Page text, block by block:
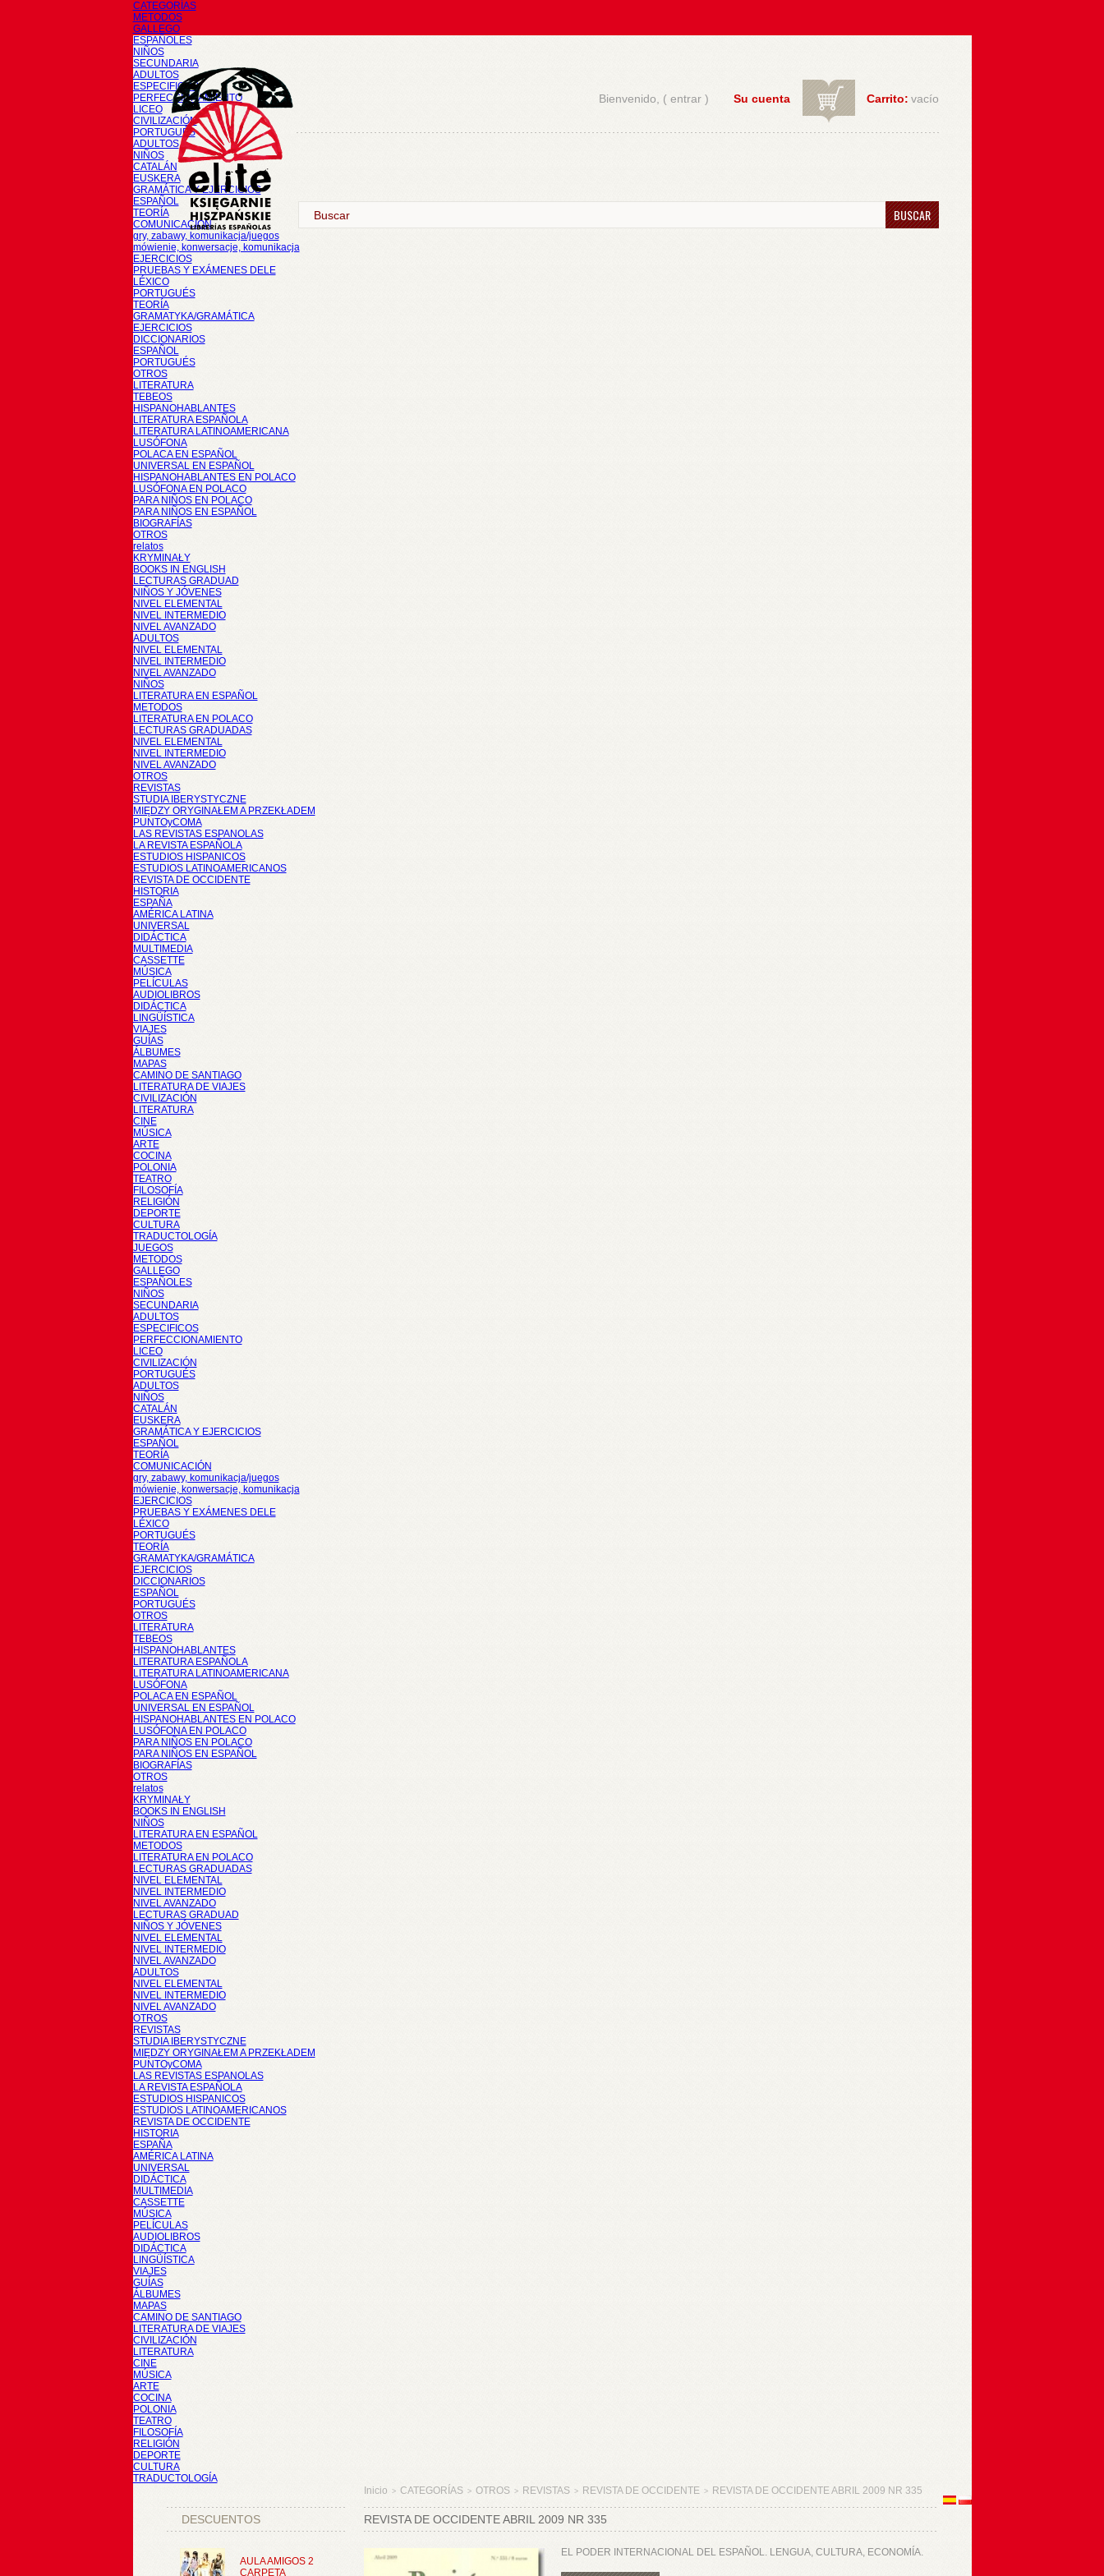
CATEGORÍAS
METODOS
GALLEGO
ESPAÑOLES
NIÑOS
SECUNDARIA
ADULTOS
ESPECIFICOS
PERFECCIONAMIENTO
LICEO
CIVILIZACIÓN
PORTUGUÉS
ADULTOS
NIÑOS
CATALÁN
EUSKERA
GRAMÁTICA Y EJERCICIOS
ESPAÑOL
TEORÍA
COMUNICACIÓN
gry, zabawy, komunikacja/juegos
mówienie, konwersacje, komunikacja
EJERCICIOS
PRUEBAS Y EXÁMENES DELE
LÉXICO
PORTUGUÉS
TEORÍA
GRAMATYKA/GRAMÁTICA
EJERCICIOS
DICCIONARIOS
ESPAÑOL
PORTUGUÉS
OTROS
LITERATURA
TEBEOS
HISPANOHABLANTES
LITERATURA ESPAÑOLA
LITERATURA LATINOAMERICANA
LUSÓFONA
POLACA EN ESPAÑOL
UNIVERSAL EN ESPAÑOL
HISPANOHABLANTES EN POLACO
LUSÓFONA EN POLACO
PARA NIÑOS EN POLACO
PARA NIÑOS EN ESPAÑOL
BIOGRAFÍAS
OTROS
relatos
KRYMINAŁY
BOOKS IN ENGLISH
LECTURAS GRADUAD
NIÑOS Y JÓVENES
NIVEL ELEMENTAL
NIVEL INTERMEDIO
NIVEL AVANZADO
ADULTOS
NIVEL ELEMENTAL
NIVEL INTERMEDIO
NIVEL AVANZADO
NIÑOS
LITERATURA EN ESPAÑOL
METODOS
LITERATURA EN POLACO
LECTURAS GRADUADAS
NIVEL ELEMENTAL
NIVEL INTERMEDIO
NIVEL AVANZADO
OTROS
REVISTAS
STUDIA IBERYSTYCZNE
MIĘDZY ORYGINAŁEM A PRZEKŁADEM
PUNTOyCOMA
LAS REVISTAS ESPANOLAS
LA REVISTA ESPAÑOLA
ESTUDIOS HISPANICOS
ESTUDIOS LATINOAMERICANOS
REVISTA DE OCCIDENTE
HISTORIA
ESPAÑA
AMÉRICA LATINA
UNIVERSAL
DIDÁCTICA
MULTIMEDIA
CASSETTE
MÚSICA
PELÍCULAS
AUDIOLIBROS
DIDÁCTICA
LINGÜÍSTICA
VIAJES
GUÍAS
ÁLBUMES
MAPAS
CAMINO DE SANTIAGO
LITERATURA DE VIAJES
CIVILIZACIÓN
LITERATURA
CINE
MÚSICA
ARTE
COCINA
POLONIA
TEATRO
FILOSOFÍA
RELIGIÓN
DEPORTE
CULTURA
TRADUCTOLOGÍA
JUEGOS
METODOS
GALLEGO
ESPAÑOLES
NIÑOS
SECUNDARIA
ADULTOS
ESPECIFICOS
PERFECCIONAMIENTO
LICEO
CIVILIZACIÓN
PORTUGUÉS
ADULTOS
NIÑOS
CATALÁN
EUSKERA
GRAMÁTICA Y EJERCICIOS
ESPAÑOL
TEORÍA
COMUNICACIÓN
gry, zabawy, komunikacja/juegos
mówienie, konwersacje, komunikacja
EJERCICIOS
PRUEBAS Y EXÁMENES DELE
LÉXICO
PORTUGUÉS
TEORÍA
GRAMATYKA/GRAMÁTICA
EJERCICIOS
DICCIONARIOS
ESPAÑOL
PORTUGUÉS
OTROS
LITERATURA
TEBEOS
HISPANOHABLANTES
LITERATURA ESPAÑOLA
LITERATURA LATINOAMERICANA
LUSÓFONA
POLACA EN ESPAÑOL
UNIVERSAL EN ESPAÑOL
HISPANOHABLANTES EN POLACO
LUSÓFONA EN POLACO
PARA NIÑOS EN POLACO
PARA NIÑOS EN ESPAÑOL
BIOGRAFÍAS
OTROS
relatos
KRYMINAŁY
BOOKS IN ENGLISH
NIÑOS
LITERATURA EN ESPAÑOL
METODOS
LITERATURA EN POLACO
LECTURAS GRADUADAS
NIVEL ELEMENTAL
NIVEL INTERMEDIO
NIVEL AVANZADO
LECTURAS GRADUAD
NIÑOS Y JÓVENES
NIVEL ELEMENTAL
NIVEL INTERMEDIO
NIVEL AVANZADO
ADULTOS
NIVEL ELEMENTAL
NIVEL INTERMEDIO
NIVEL AVANZADO
OTROS
REVISTAS
STUDIA IBERYSTYCZNE
MIĘDZY ORYGINAŁEM A PRZEKŁADEM
PUNTOyCOMA
LAS REVISTAS ESPANOLAS
LA REVISTA ESPAÑOLA
ESTUDIOS HISPANICOS
ESTUDIOS LATINOAMERICANOS
REVISTA DE OCCIDENTE
HISTORIA
ESPAÑA
AMÉRICA LATINA
UNIVERSAL
DIDÁCTICA
MULTIMEDIA
CASSETTE
MÚSICA
PELÍCULAS
AUDIOLIBROS
DIDÁCTICA
LINGÜÍSTICA
VIAJES
GUÍAS
ÁLBUMES
MAPAS
CAMINO DE SANTIAGO
LITERATURA DE VIAJES
CIVILIZACIÓN
LITERATURA
CINE
MÚSICA
ARTE
COCINA
POLONIA
TEATRO
FILOSOFÍA
RELIGIÓN
DEPORTE
CULTURA
TRADUCTOLOGÍA
Carrito: vacío
Su cuenta
Bienvenido, ( entrar)
BUSCAR
DESCUENTOS
AULA AMIGOS 2
CARPETA
Inicio > CATEGORÍAS > OTROS > REVISTAS > REVISTA DE OCCIDENTE > REVISTA DE OCCIDENTE ABRIL 2009 NR 335
REVISTA DE OCCIDENTE ABRIL 2009 NR 335
EL PODER INTERNACIONAL DEL ESPAÑOL. LENGUA, CULTURA, ECONOMÍA.